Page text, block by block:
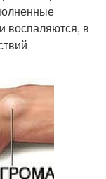
воспаляются, в